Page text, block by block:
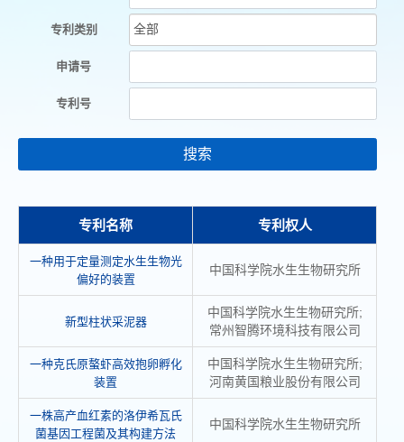
专利类别
申请号
专利号
搜索
专利名称 专利权人
一种用于定量测定水生生物光
偏好的装置
中国科学院水生生物研究所
新型柱状采泥器
中国科学院水生生物研究所;
常州智腾环境科技有限公司
一种克氏原螯虾高效抱卵孵化
装置
中国科学院水生生物研究所;
河南黄国粮业股份有限公司
一株高产血红素的洛伊希瓦氏
菌基因工程菌及其构建方法
中国科学院水生生物研究所